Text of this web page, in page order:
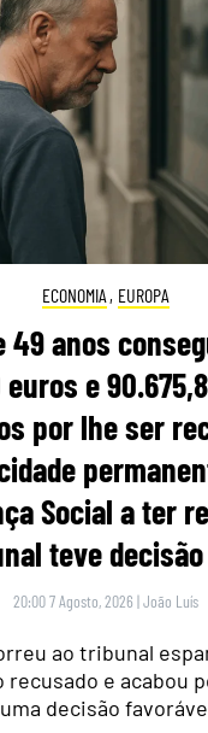
ECONOMIA , EUROPA
49 anos
euros e
por lhe ser
Social a ter
teve
20:00 7 Agosto, 2026 |João Luís
ao tribunal
recusado e acabou
uma decisão